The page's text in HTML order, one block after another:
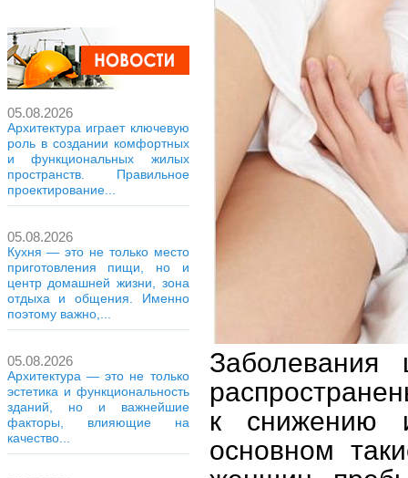
05.08.2026
Архитектура играет ключевую
роль в создании комфортных
и функциональных жилых
пространств. Правильное
проектирование...
05.08.2026
Кухня — это не только место
приготовления пищи, но и
центр домашней жизни, зона
отдыха и общения. Именно
поэтому важно,...
05.08.2026
Архитектура — это не только
эстетика и функциональность
зданий, но и важнейшие
факторы, влияющие на
качество...
к снижению
основном